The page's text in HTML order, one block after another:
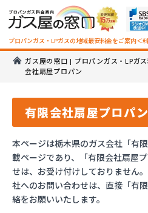
プロパンガス・LPガスの地域最安料金をご案内＜
ガス屋の窓口 | プロパンガス・LPガ
会社扇屋プロパン
有限会社扇屋プロパン
本ページは栃木県のガス会社「有
載ページであり、「有限会社扇屋
せは、お受け付けしておりません
社へのお問い合わせは、直接「有
絡をお願いいたします。